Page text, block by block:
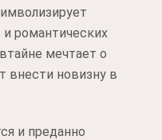
романтических
мечтает о
внести новизну в
и преданно